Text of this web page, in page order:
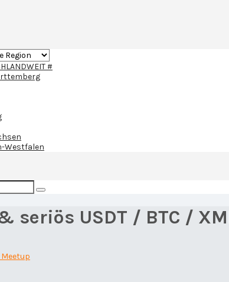
#
Westfalen
seriös USDT / BTC /
٭ Meetup